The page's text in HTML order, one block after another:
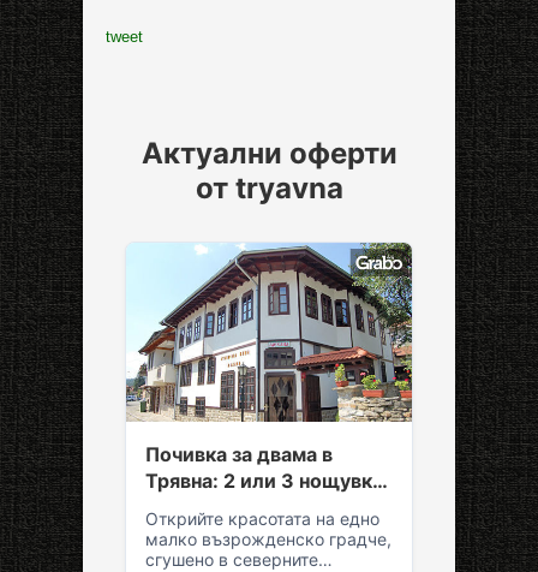
tweet
Актуални оферти
от tryavna
Почивка за двама в
Трявна: 2 или 3 нощувки
със закуски и вечери
Открийте красотата на едно
малко възрожденско градче,
сгушено в северните